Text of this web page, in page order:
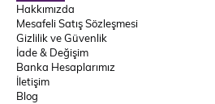
Hakkımızda
Mesafeli Satış Sözleşmesi
Gizlilik ve Güvenlik
İade & Değişim
Banka Hesaplarımız
İletişim
Blog